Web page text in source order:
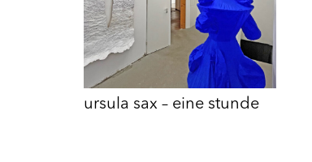
ursula sax – eine stunde